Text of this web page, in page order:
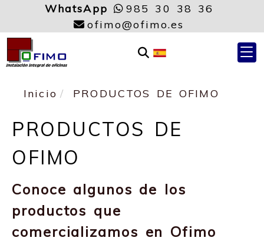
WhatsApp
985 30 38 36
ofimo
ofimo.es
Inicio PRODUCTOS DE OFIMO
PRODUCTOS DE
OFIMO
Conoce algunos de los
productos que
comercializamos en Ofimo